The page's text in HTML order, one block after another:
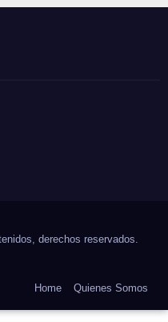
derechos reservados.
Home Quienes Somos